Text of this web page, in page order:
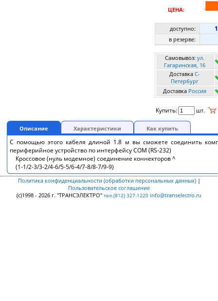
ЦЕНА:
доступно:
в резерве:
Самовывоз: ул.
Гагаринская, 16
Доставка C-
Петербург
Доставка Россия
Купить: шт.
Описание Характеристики Как купить
С помощью этого кабеля длиной 1.8 м вы сможете соединить
периферийное устройство по интерфейсу COM (RS-232)
Кроссовое (нуль модемное) соединение коннекторов ^
(1-1/2-3/3-2/4-6/5-5/6-4/7-8/8-7/9-9)
Политика конфиденциальности (обработки персональных данных) |
Пользовательское соглашение
(c)1998 - 2026 г. "ТРАНСЭЛЕКТРО" тел.(812) 327-1220 info@transelectro.ru